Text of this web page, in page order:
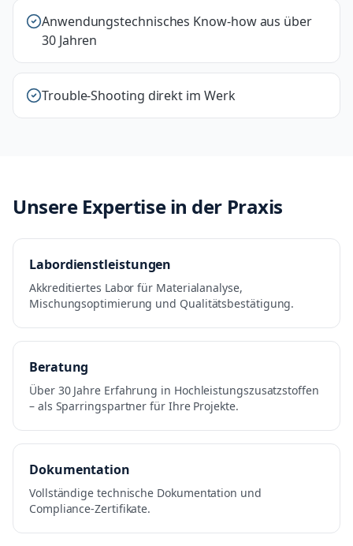
Anwendungstechnisches Know-how aus über
30 Jahren
Trouble-Shooting direkt im Werk
Unsere Expertise in der Praxis
Labordienstleistungen
Akkreditiertes Labor für Materialanalyse,
Mischungsoptimierung und Qualitätsbestätigung.
Beratung
Über 30 Jahre Erfahrung in Hochleistungszusatzstoffen
– als Sparringspartner für Ihre Projekte.
Dokumentation
Vollständige technische Dokumentation und
Compliance-Zertifikate.